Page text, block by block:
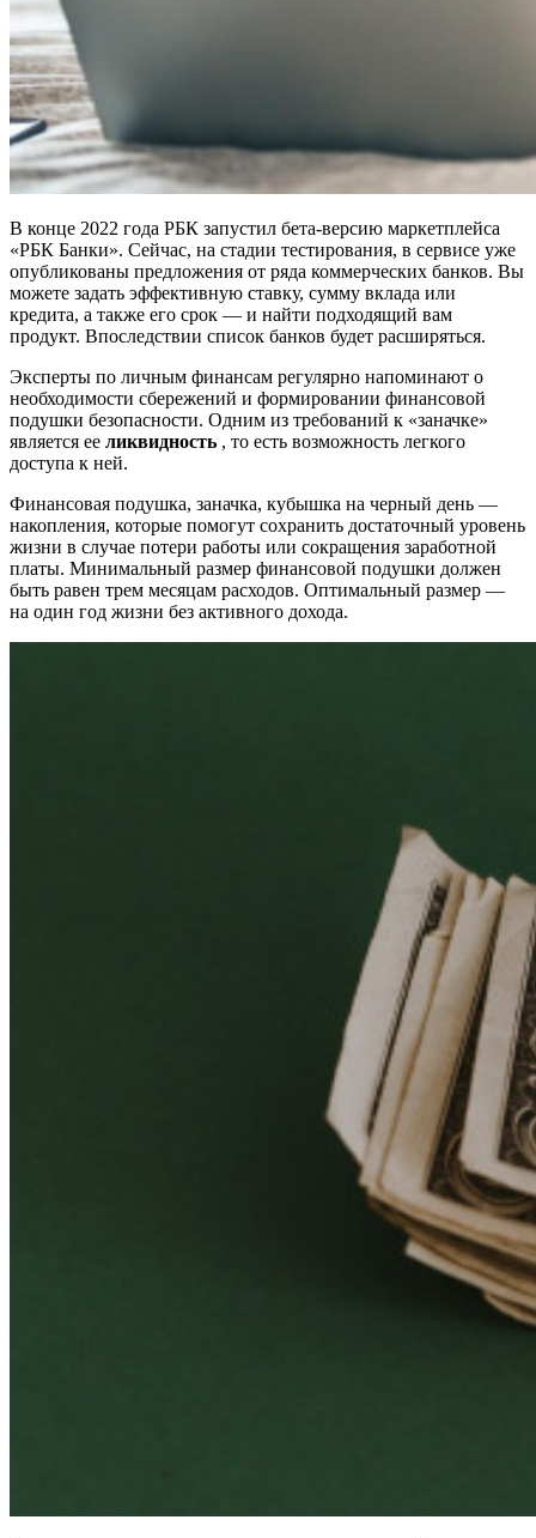
В конце 2022 года РБК запустил бета-версию маркетплейса
«РБК Банки». Сейчас, на стадии тестирования, в сервисе уже
опубликованы предложения от ряда коммерческих банков. Вы
можете задать эффективную ставку, сумму вклада или
кредита, а также его срок — и найти подходящий вам
продукт. Впоследствии список банков будет расширяться.
Эксперты по личным финансам регулярно напоминают о
необходимости сбережений и формировании финансовой
подушки безопасности. Одним из требований к «заначке»
является ее ликвидность , то есть возможность легкого
доступа к ней.
Финансовая подушка, заначка, кубышка на черный день —
накопления, которые помогут сохранить достаточный уровень
жизни в случае потери работы или сокращения заработной
платы. Минимальный размер финансовой подушки должен
быть равен трем месяцам расходов. Оптимальный размер —
на один год жизни без активного дохода.